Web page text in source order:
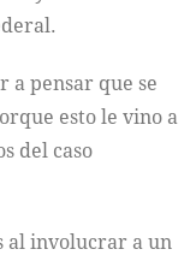
a pensar que se
esto le vino a
del caso
al involucrar a un